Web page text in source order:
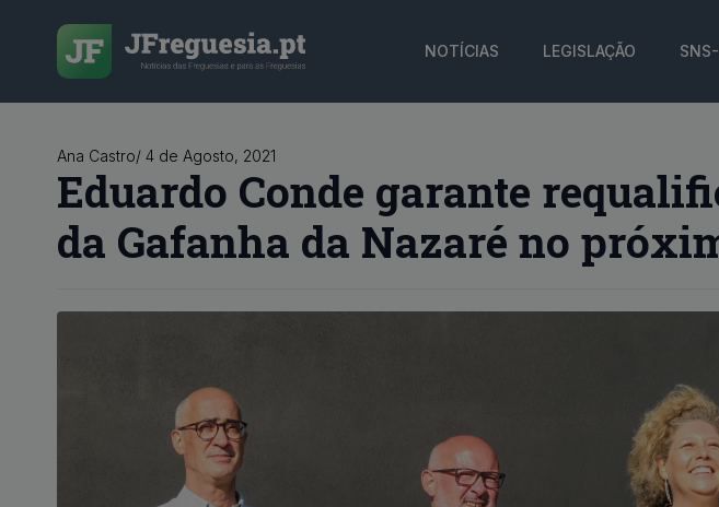
NOTÍCIAS LEGISLAÇÃO
Ana Castro/ 4 de Agosto, 2021
Eduardo Conde garante
da Gafanha da Nazaré no